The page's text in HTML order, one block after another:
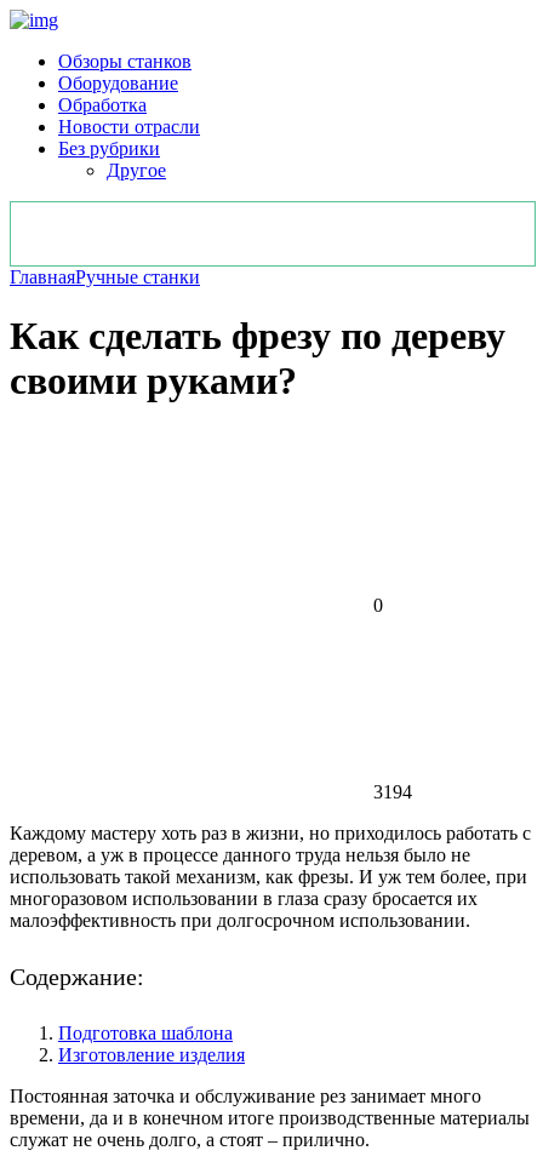
Обзоры станков
Оборудование
Обработка
Новости отрасли
Без рубрики
Другое
ГлавнаяРучные станки
Как сделать фрезу по дереву
своими руками?
0
3194
Каждому мастеру хоть раз в жизни, но приходилось работать с
деревом, а уж в процессе данного труда нельзя было не
использовать такой механизм, как фрезы. И уж тем более, при
многоразовом использовании в глаза сразу бросается их
малоэффективность при долгосрочном использовании.
Содержание:
Подготовка шаблона
Изготовление изделия
Постоянная заточка и обслуживание рез занимает много
времени, да и в конечном итоге производственные материалы
служат не очень долго, а стоят – прилично.